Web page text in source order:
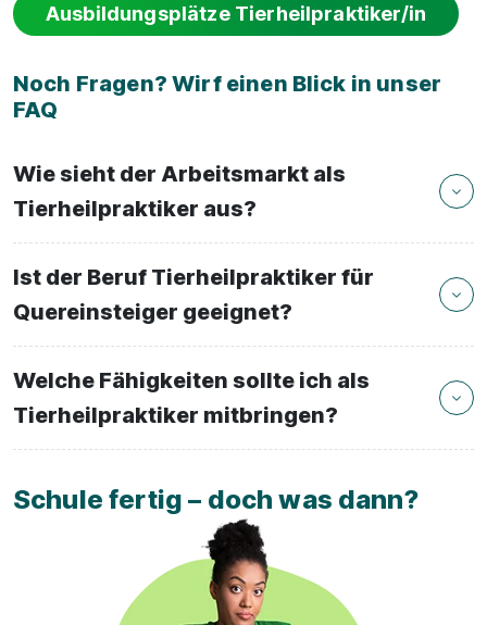
Ausbildungsplätze Tierheilpraktiker/in
Noch Fragen? Wirf einen Blick in unser
FAQ
Wie sieht der Arbeitsmarkt als
Tierheilpraktiker aus?
Ist der Beruf Tierheilpraktiker für
Quereinsteiger geeignet?
Welche Fähigkeiten sollte ich als
Tierheilpraktiker mitbringen?
Schule fertig – doch was dann?